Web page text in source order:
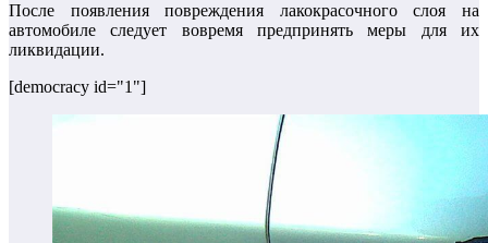
После появления повреждения лакокрасочного слоя на
автомобиле следует вовремя предпринять меры для их
ликвидации.
[democracy id="1"]